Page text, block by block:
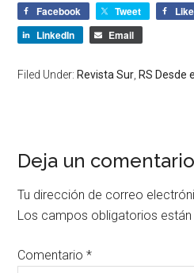
Facebook Tweet Like
LinkedIn
Email
Filed Under: Revista Sur RS Desde
Deja un comentario
Tu dirección de correo
Los campos obligatorios
Comentario*